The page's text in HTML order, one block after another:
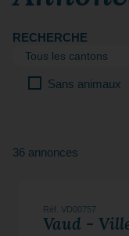
RECHERCHE
Sans animaux
36 annonces
Réf. VD00757
Vaud -